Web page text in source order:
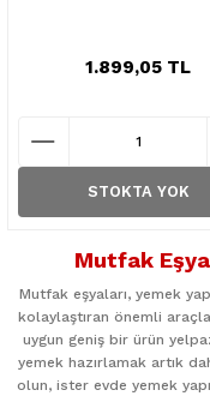
1.899,05 TL
STOKTA YOK
Mutfak
Mutfak eşyaları, yemek
kolaylaştıran önemli
uygun geniş bir ürün
yemek hazırlamak artık
olun, ister evde yemek